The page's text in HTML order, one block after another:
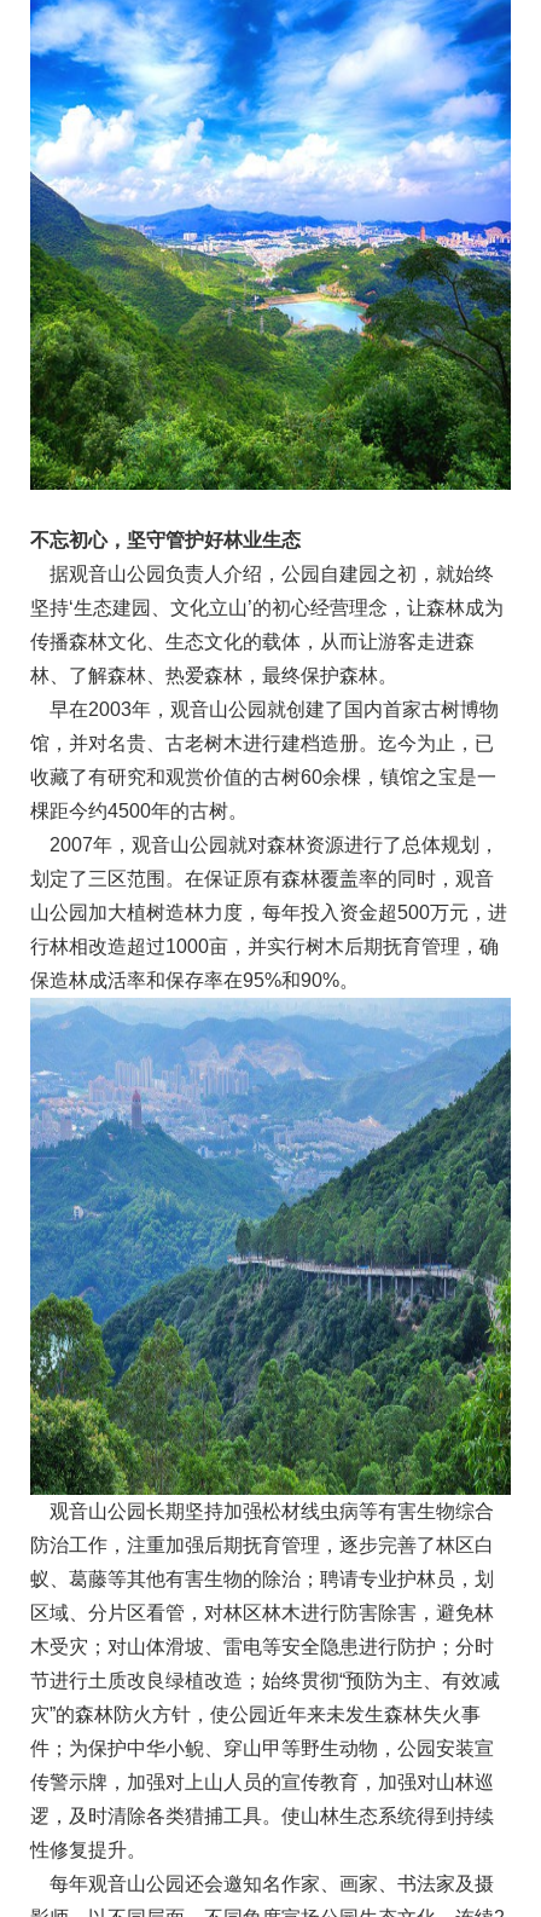
不忘初心，坚守管护好林业生态
据观音山公园负责人介绍，公园自建园之初，就始终
坚持‘生态建园、文化立山’的初心经营理念，让森林成为
传播森林文化、生态文化的载体，从而让游客走进森
林、了解森林、热爱森林，最终保护森林。
早在2003年，观音山公园就创建了国内首家古树博物
馆，并对名贵、古老树木进行建档造册。迄今为止，已
收藏了有研究和观赏价值的古树60余棵，镇馆之宝是一
棵距今约4500年的古树。
2007年，观音山公园就对森林资源进行了总体规划，
划定了三区范围。在保证原有森林覆盖率的同时，观音
山公园加大植树造林力度，每年投入资金超500万元，进
行林相改造超过1000亩，并实行树木后期抚育管理，确
保造林成活率和保存率在95%和90%。
观音山公园长期坚持加强松材线虫病等有害生物综合
防治工作，注重加强后期抚育管理，逐步完善了林区白
蚁、葛藤等其他有害生物的除治；聘请专业护林员，划
区域、分片区看管，对林区林木进行防害除害，避免林
木受灾；对山体滑坡、雷电等安全隐患进行防护；分时
节进行土质改良绿植改造；始终贯彻“预防为主、有效减
灾”的森林防火方针，使公园近年来未发生森林失火事
件；为保护中华小鲵、穿山甲等野生动物，公园安装宣
传警示牌，加强对上山人员的宣传教育，加强对山林巡
逻，及时清除各类猎捕工具。使山林生态系统得到持续
性修复提升。
每年观音山公园还会邀知名作家、画家、书法家及摄